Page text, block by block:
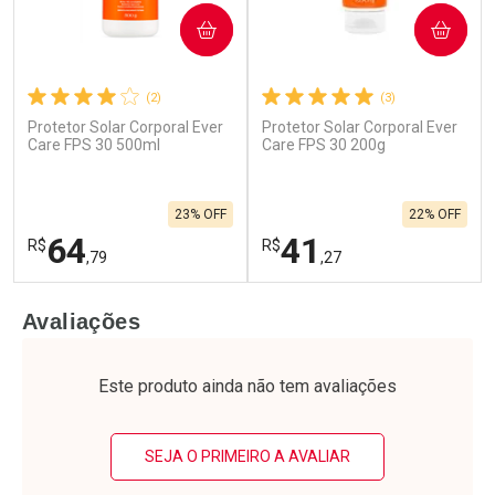
(2)
Protetor Solar Corporal Ever
Care FPS 30 500ml
R$64,79
23% OFF
COMPRAR
Laboratório
Por Menos
(3)
Protetor Solar Corporal Ever
Care FPS 30 200g
R$41 ,27
22% OFF
COMPRAR
Laboratório
Por Menos
Avaliações
Este produto ainda não tem avaliações
SEJA O PRIMEIRO A AVALIAR